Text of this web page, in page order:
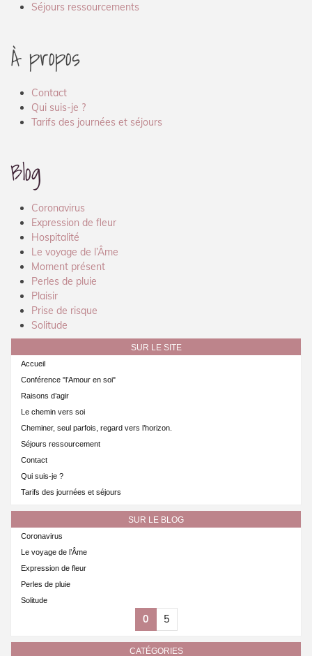
Séjours ressourcements
À propos
Contact
Qui suis-je ?
Tarifs des journées et séjours
Blog
Coronavirus
Expression de fleur
Hospitalité
Le voyage de l’Âme
Moment présent
Perles de pluie
Plaisir
Prise de risque
Solitude
SUR LE SITE
Accueil
Conférence "l’Amour en soi"
Raisons d’agir
Le chemin vers soi
Cheminer, seul parfois, regard vers l’horizon.
Séjours ressourcement
Contact
Qui suis-je ?
Tarifs des journées et séjours
SUR LE BLOG
Coronavirus
Le voyage de l’Âme
Expression de fleur
Perles de pluie
Solitude
0 5
CATÉGORIES